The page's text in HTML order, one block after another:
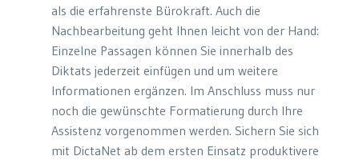
als die erfahrenste Bürokraft. Auch die
Nachbearbeitung geht Ihnen leicht von der Hand:
Einzelne Passagen können Sie innerhalb des
Diktats jederzeit einfügen und um weitere
Informationen ergänzen. Im Anschluss muss nur
noch die gewünschte Formatierung durch Ihre
Assistenz vorgenommen werden. Sichern Sie sich
mit DictaNet ab dem ersten Einsatz produktivere